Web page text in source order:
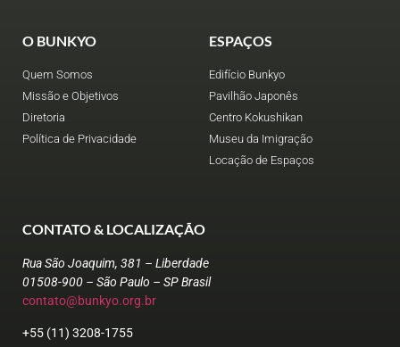
O BUNKYO
Quem Somos
Missão e Objetivos
Diretoria
Política de Privacidade
ESPAÇOS
Edifício Bunkyo
Pavilhão Japonês
Centro Kokushikan
Museu da Imigração
Locação de Espaços
CONTATO & LOCALIZAÇÃO
Rua São Joaquim, 381 – Liberdade
01508-900 – São Paulo – SP Brasil
contato@bunkyo.org.br
+55 (11) 3208-1755